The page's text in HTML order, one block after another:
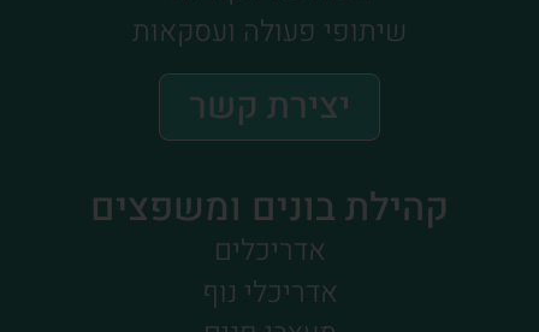
שיתופי פעולה ועסקאות
יצירת קשר
קהילת בונים ומשפצים
אדריכלים
אדריכלי נוף